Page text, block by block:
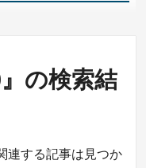
』の検索結
連する記事は見つか